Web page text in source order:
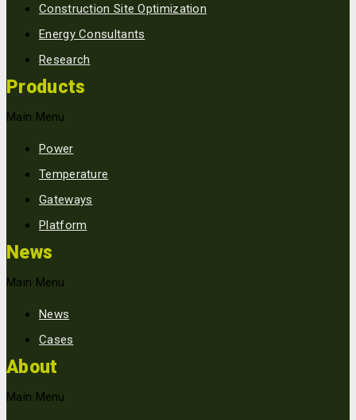
Construction Site Optimization
Energy Consultants
Research
Products
Main Menu
Power
Temperature
Gateways
Platform
News
Main Menu
News
Cases
About
Main Menu